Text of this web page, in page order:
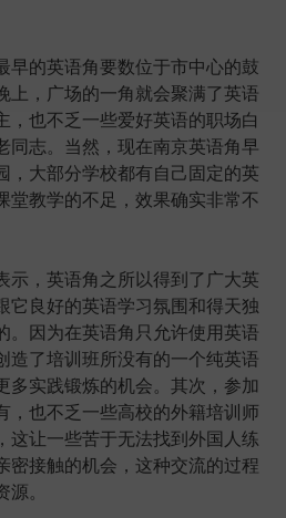
早的英语角要数位于市中心的鼓
上，广场的一角就会聚满了英语
，也不乏一些爱好英语的职场白
同志。当然，现在南京英语角早
，大部分学校都有自己固定的英
堂教学的不足，效果确实非常不
示，英语角之所以得到了广大英
它良好的英语学习氛围和得天独
。因为在英语角只允许使用英语
造了培训班所没有的一个纯英语
多实践锻炼的机会。其次，参加
，也不乏一些高校的外籍培训师
这让一些苦于无法找到外国人练
密接触的机会，这种交流的过程
。